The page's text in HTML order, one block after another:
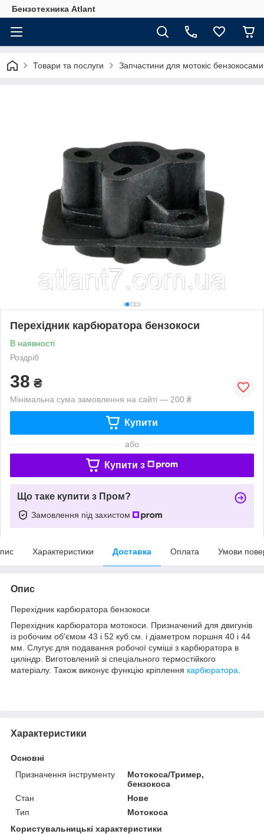
Бензотехника Atlant
Товари та послуги Запчастини для мотокіс бензокосами
Перехідник карбюратора бензокоси
В наявності
Роздріб
38 ₴
Мінімальна сума замовлення на сайті — 200 ₴
Купити
або
Купити з
Що таке купити з Пром?
Замовлення під захистом
Характеристики Доставка Оплата Умови
Опис
Перехідник карбюратора бензокоси
Перехідник карбюратора мотокоси. Призначений для двигунів
із робочим об'ємом 43 і 52 куб.см. і діаметром поршня 40 і 44
мм. Слугує для подавання робочої суміші з карбюратора в
циліндр. Виготовлений зі спеціального термостійкого
матеріалу. Також виконує функцію кріплення карбюратора
Характеристики
Основні
Призначення інструменту
Мотокоса/Тример,
бензокоса
Стан
Нове
Тип
Мотокоса
Користувальницькі характеристики